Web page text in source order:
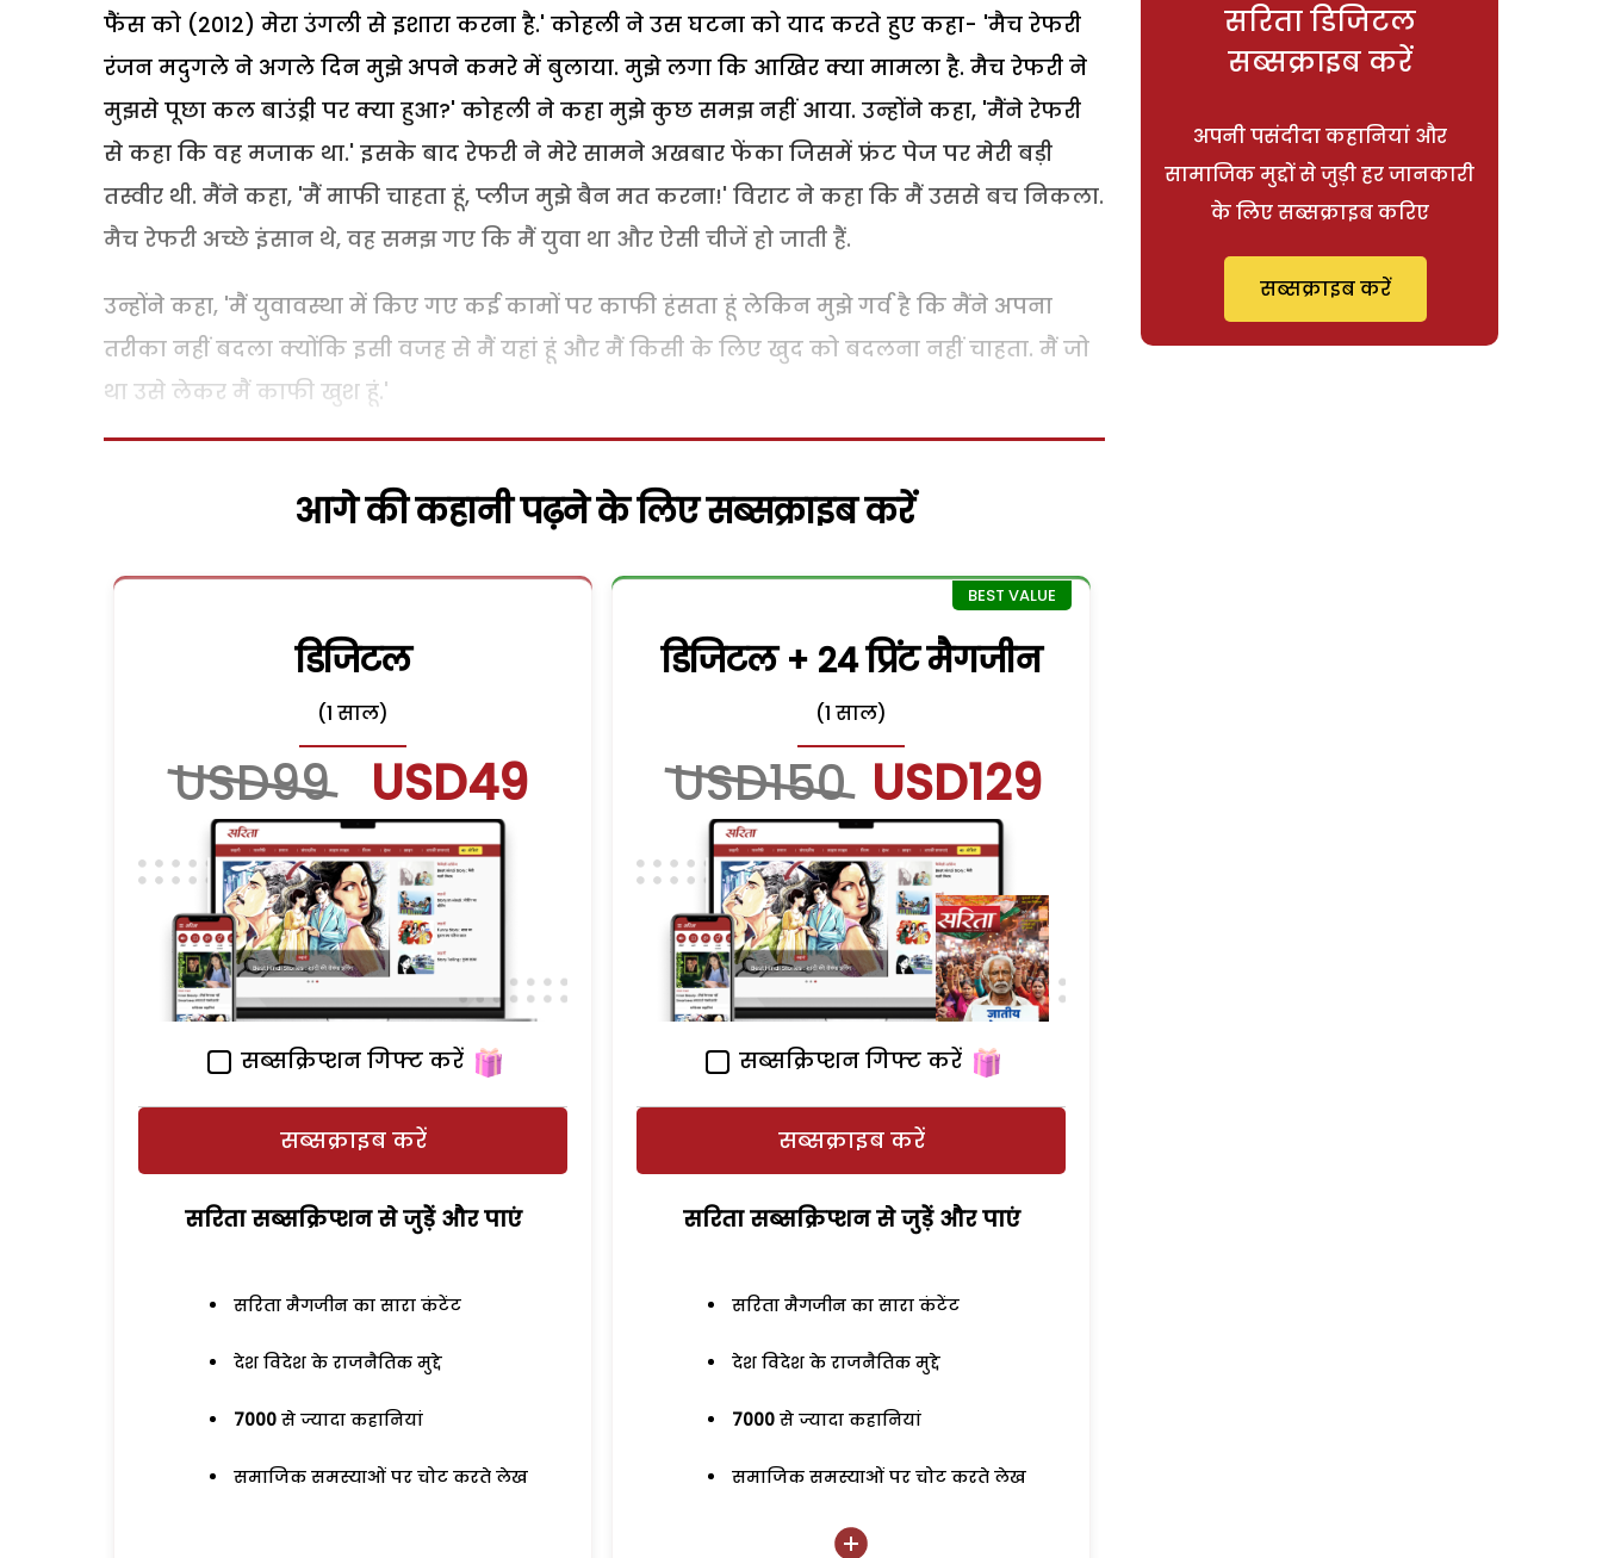
फैंस को (2012) मेरा उंगली से इशारा करना है.' कोहली ने उस घटना को याद करते हुए कहा- 'मैच रेफरी
रंजन मदुगले ने अगले दिन मुझे अपने कमरे में बुलाया. मुझे लगा कि आखिर क्या मामला है. मैच रेफरी ने
मुझसे पूछा कल बाउंड्री पर क्या हुआ?' कोहली ने कहा मुझे कुछ समझ नहीं आया. उन्होंने कहा, 'मैंने रेफरी
से कहा कि वह मजाक था.' इसके बाद रेफरी ने मेरे सामने अखबार फेंका जिसमें फ्रंट पेज पर मेरी बड़ी
तस्वीर थी. मैंने कहा, 'मैं माफी चाहता हूं, प्लीज मुझे बैन मत करना!' विराट ने कहा कि मैं उससे बच निकला.
मैच रेफरी अच्छे इंसान थे, वह समझ गए कि मैं युवा था और ऐसी चीजें हो जाती हैं.
उन्होंने कहा, 'मैं युवावस्था में किए गए कई कामों पर काफी हंसता हूं लेकिन मुझे गर्व है कि मैंने अपना
तरीका नहीं बदला क्योंकि इसी वजह से मैं यहां हूं और मैं किसी के लिए खुद को बदलना नहीं चाहता. मैं जो
था उसे लेकर मैं काफी खुश हूं.'
आगे की कहानी पढ़ने के लिए सब्सक्राइब करें
डिजिटल
(1 साल)
USD99 USD49
सब्सक्रिप्शन गिफ्ट करें
सब्सक्राइब करें
सरिता सब्सक्रिप्शन से जुड़ेें और पाएं
सरिता मैगजीन का सारा कंटेंट
देश विदेश के राजनैतिक मुद्दे
7000 से ज्यादा कहानियां
समाजिक समस्याओं पर चोट करते लेख
डिजिटल + 24 प्रिंट मैगजीन
(1 साल)
USD150 USD129
सब्सक्रिप्शन गिफ्ट करें
सब्सक्राइब करें
सरिता सब्सक्रिप्शन से जुड़ेें और पाएं
सरिता मैगजीन का सारा कंटेंट
देश विदेश के राजनैतिक मुद्दे
7000 से ज्यादा कहानियां
समाजिक समस्याओं पर चोट करते लेख
सरिता डिजिटल
सब्सक्राइब करें
अपनी पसंदीदा कहानियां और
सामाजिक मुद्दों से जुड़ी हर जानकारी
के लिए सब्सक्राइब करिए
सब्सक्राइब करें